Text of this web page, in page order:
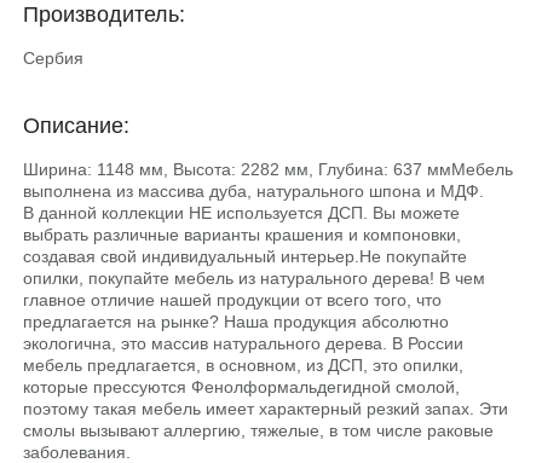
Производитель:
Сербия
Описание:
Ширина: 1148 мм, Высота: 2282 мм, Глубина: 637 ммМебель
выполнена из массива дуба, натурального шпона и МДФ.
В данной коллекции НЕ используется ДСП. Вы можете
выбрать различные варианты крашения и компоновки,
создавая свой индивидуальный интерьер.He покупайте
опилки, покупайте мебель из натурального дерева! В чем
главное отличие нашей продукции от всего того, что
предлагается на рынке? Наша продукция абсолютно
экологична, это массив натурального дерева. В России
мебель предлагается, в основном, из ДСП, это опилки,
которые прессуются Фенолформальдегидной смолой,
поэтому такая мебель имеет характерный резкий запах. Эти
смолы вызывают аллергию, тяжелые, в том числе раковые
заболевания.